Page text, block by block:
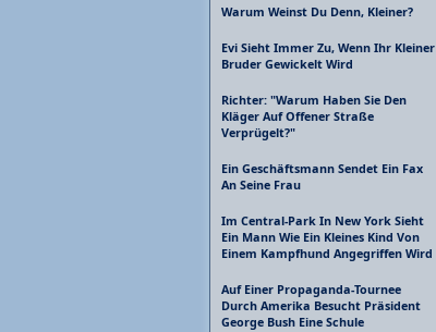
Warum Weinst Du Denn, Kleiner?
Evi Sieht Immer Zu, Wenn Ihr Kleiner
Bruder Gewickelt Wird
Richter: "Warum Haben Sie Den
Kläger Auf Offener Straße
Verprügelt?"
Ein Geschäftsmann Sendet Ein Fax
An Seine Frau
Im Central-Park In New York Sieht
Ein Mann Wie Ein Kleines Kind Von
Einem Kampfhund Angegriffen Wird
Auf Einer Propaganda-Tournee
Durch Amerika Besucht Präsident
George Bush Eine Schule